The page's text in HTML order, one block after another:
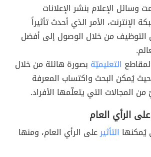
وسائل الإعلام بنشر الإعلانات
الإنترنت، الأمر الذي أحدث تأثيراً
من خلال الوصول إلى أفضل
التعليميّة بصورة هائلة من خلال
حيث يُمكن البحث واكتساب المعرفة
المجالات التي يتعلّمها الأفراد.
الرأي العام
يُمكنها التأثيرعلى الرأي العام، ومنها